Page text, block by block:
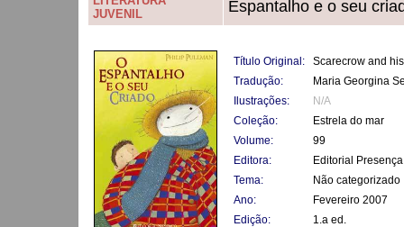
JUVENIL
Espantalho e o seu
Título Original:
Scarecrow and
Tradução:
Maria Georgina
Ilustrações:
N/A
Coleção:
Estrela do mar
Volume:
99
Editora:
Editorial Presença
Tema:
Não categorizado
Ano:
Fevereiro 2007
Edição:
1.a ed.